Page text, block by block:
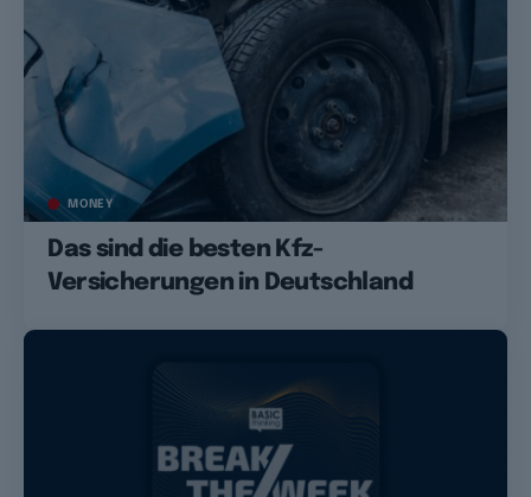
MONEY
Das sind die besten Kfz-
Versicherungen in Deutschland